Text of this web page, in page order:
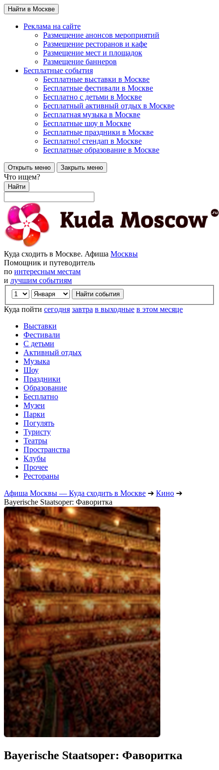
Найти в Москве
Реклама на сайте
Размещение анонсов мероприятий
Размещение ресторанов и кафе
Размещение мест и площадок
Размещение баннеров
Бесплатные события
Бесплатные выставки в Москве
Бесплатные фестивали в Москве
Бесплатно с детьми в Москве
Бесплатный активный отдых в Москве
Бесплатная музыка в Москве
Бесплатные шоу в Москве
Бесплатные праздники в Москве
Бесплатно! стендап в Москве
Бесплатные образование в Москве
Открыть меню Закрыть меню
Что ищем?
Найти
Куда сходить в Москве. Афиша Москвы
Помощник и путеводитель
по интересным местам
и лучшим событиям
Куда пойти сегодня завтра в выходные в этом месяце
Выставки
Фестивали
С детьми
Активный отдых
Музыка
Шоу
Праздники
Образование
Бесплатно
Музеи
Парки
Погулять
Туристу
Театры
Пространства
Клубы
Прочее
Рестораны
Афиша Москвы — Куда сходить в Москве ➔ Кино ➔
Bayerische Staatsoper: Фаворитка
Bayerische Staatsoper: Фаворитка